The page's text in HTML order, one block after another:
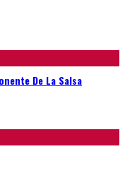
De La Salsa